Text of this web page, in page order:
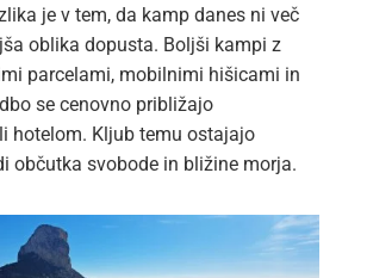
je v tem, da kamp danes ni več
oblika dopusta. Boljši kampi z
parcelami, mobilnimi hišicami in
se cenovno približajo
hotelom. Kljub temu ostajajo
občutka svobode in bližine morja.